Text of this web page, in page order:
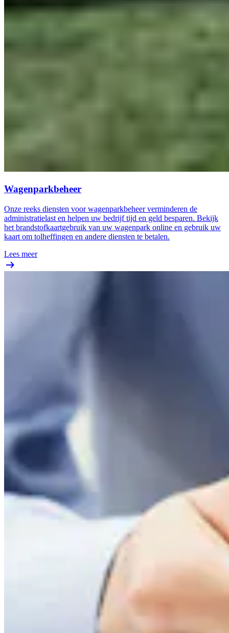
Wagenparkbeheer
Onze reeks diensten voor wagenparkbeheer verminderen de
administratielast en helpen uw bedrijf tijd en geld besparen. Bekijk
het brandstofkaartgebruik van uw wagenpark online en gebruik uw
kaart om tolheffingen en andere diensten te betalen.
Lees meer